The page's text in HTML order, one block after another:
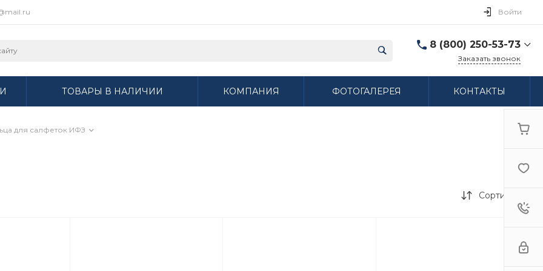
Войти
8 (800) 250-53-73
г. Нижний Новгород,
Заказать звонок
ТОВАРЫ В НАЛИЧИИ КОМПАНИЯ ФОТОГАЛЕРЕЯ КОНТАКТЫ
для салфеток ИФЗ
Сортировка